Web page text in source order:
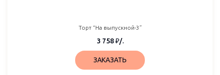
Торт “На выпускной-3”
3 758₽/.
ЗАКАЗАТЬ